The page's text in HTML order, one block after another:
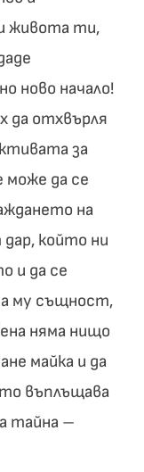
живота ти,
ново начало!
да отхвърля
за
да се
на
който ни
и да се
му същност,
няма нищо
майка и да
въплъщава
тайна –